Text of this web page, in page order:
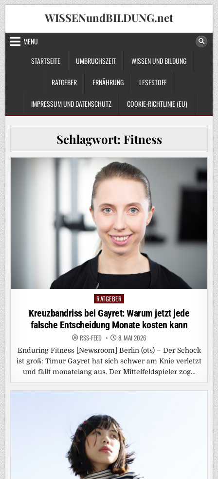
Skip
to
content
WISSENundBILDUNG.net
MENU
STARTSEITE
UMBRUCHSZEIT WISSEN UND BILDUNG
RATGEBER ERNÄHRUNG LESESTOFF
IMPRESSUM UND DATENSCHUTZ COOKIE-RICHTLINIE (EU)
Schlagwort: Fitness
Posted
in
RATGEBER
Kreuzbandriss bei Gayret: Warum jetzt jede
falsche Entscheidung Monate kosten kann
RSS-FEED 8. MAI 2026
Enduring Fitness [Newsroom] Berlin (ots) – Der Schock
ist groß: Timur Gayret hat sich schwer am Knie verletzt
und fällt monatelang aus. Der Mittelfeldspieler zog…